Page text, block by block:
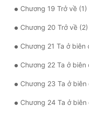
Chương 19 Trở về (1)
Chương 20 Trở về (2)
Chương 21 Ta ở
Chương 22 Ta ở
Chương 23 Ta ở
Chương 24 Ta ở